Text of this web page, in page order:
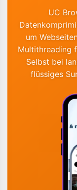
UC
um
Multithreading
Selbst bei
flüssiges